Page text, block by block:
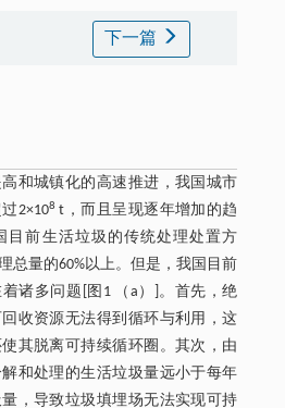
下一篇
和城镇化的高速推进，我国城市
2×108 t，而且呈现逐年增加的趋
目前生活垃圾的传统处理处置方
总量的60%以上。但是，我国目前
诸多问题[图1 （a）]。首先，绝
收资源无法得到循环与利用，这
其脱离可持续循环圈。其次，由
和处理的生活垃圾量远小于每年
，导致垃圾填埋场无法实现可持